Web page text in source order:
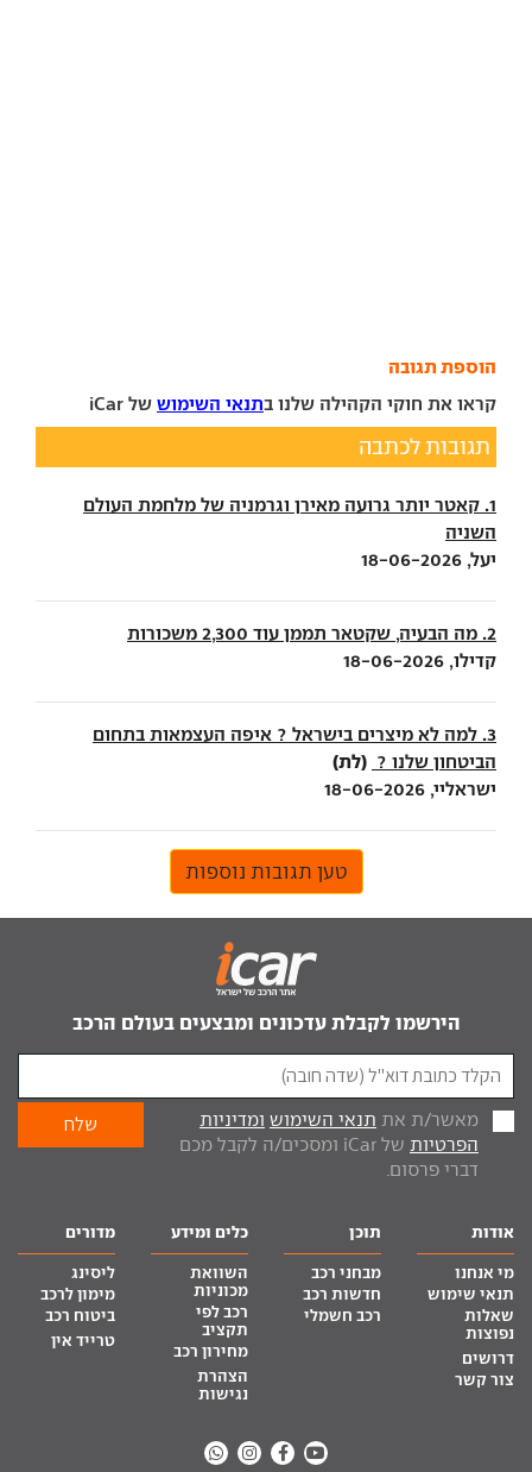
הוספת תגובה
קראו את חוקי הקהילה שלנו בתנאי השימוש של iCar
תגובות לכתבה
1. קאטר יותר גרועה מאירן וגרמניה של מלחמת העולם
השניה
יעל, 18-06-2026
2. מה הבעיה, שקטאר תממן עוד 2,300 משכורות
קדילו, 18-06-2026
3. למה לא מיצרים בישראל ? איפה העצמאות בתחום
הביטחון שלנו ? (לת)
ישראליי, 18-06-2026
טען תגובות נוספות
הירשמו לקבלת עדכונים ומבצעים בעולם הרכב
מאשר/ת את תנאי השימוש ומדיניות
הפרטיות
של iCar ומסכים/ה לקבל מכם
דברי פרסום.
אודות
מי אנחנו
תנאי שימוש
שאלות
נפוצות
דרושים
צור קשר
תוכן
מבחני רכב
חדשות רכב
רכב חשמלי
כלים ומידע
השוואת
מכוניות
רכב לפי
תקציב
מחירון רכב
הצהרת
נגישות
מדורים
ליסינג
מימון לרכב
ביטוח רכב
טרייד אין